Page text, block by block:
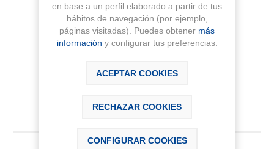
y acople magnético. Apertura en frío
Fabricante: ROCA
en base a un perfil elaborado a partir de tus
hábitos de navegación (por ejemplo,
páginas visitadas). Puedes obtener más
información y configurar tus preferencias.
ACEPTAR COOKIES
RECHAZAR COOKIES
CONFIGURAR COOKIES